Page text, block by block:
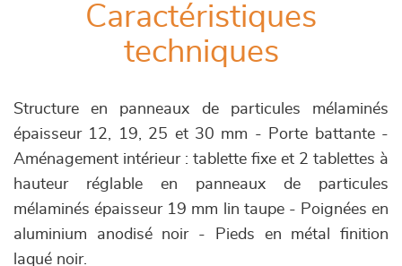
Caractéristiques
techniques
Structure en panneaux de particules mélaminés
épaisseur 12, 19, 25 et 30 mm - Porte battante -
Aménagement intérieur : tablette fixe et 2 tablettes à
hauteur réglable en panneaux de particules
mélaminés épaisseur 19 mm lin taupe - Poignées en
aluminium anodisé noir - Pieds en métal finition
laqué noir.